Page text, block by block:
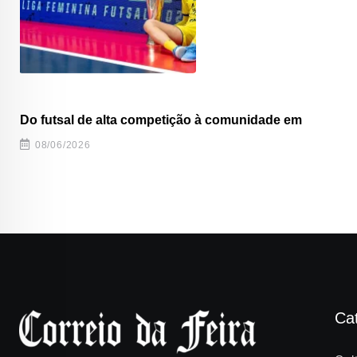
Do futsal de alta competição à comunidade em
08/06/2026